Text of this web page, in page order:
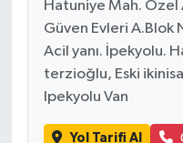
Hatuniye Mah. Özel
Güven Evleri A.Blok
Acil yanı. İpekyolu.
terzioğlu, Eski
Ipekyolu Van
Yol Tarifi Al